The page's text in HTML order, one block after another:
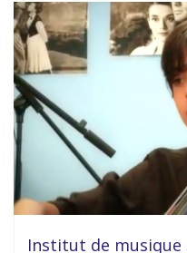
Institut de musique